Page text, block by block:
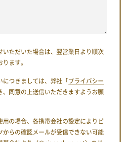
ただいた場合は、翌営業日より順次
ます。
つきましては、弊社「プライバシー
、同意の上送信いただきますようお願
の場合、各携帯会社の設定によりピ
からの確認メールが受信できない可能